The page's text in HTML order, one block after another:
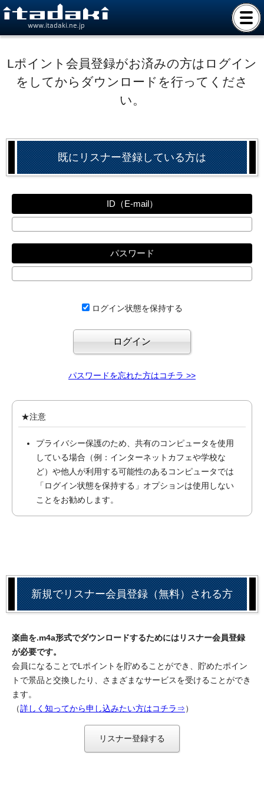
www.itadaki.ne.jp
Lポイント会員登録がお済みの方はログイン
をしてからダウンロードを行ってくださ
い。
既にリスナー登録している方は
ID（E-mail）
パスワード
ログイン状態を保持する
パスワードを忘れた方はコチラ >>
★注意
プライバシー保護のため、共有のコンピュータを使用
している場合（例：インターネットカフェや学校な
ど）や他人が利用する可能性のあるコンピュータでは
「ログイン状態を保持する」オプションは使用しない
ことをお勧めします。
新規でリスナー会員登録（無料）される方
楽曲を.m4a形式でダウンロードするためにはリスナー会員登録
が必要です。
会員になることでLポイントを貯めることができ、貯めたポイン
トで景品と交換したり、さまざまなサービスを受けることができ
ます。
（詳しく知ってから申し込みたい方はコチラ⇒）
リスナー登録する